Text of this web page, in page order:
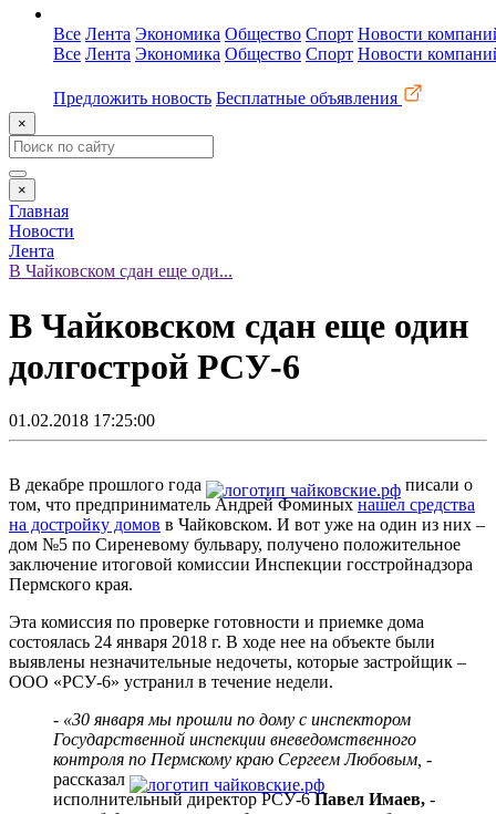
Все Лента Экономика Общество Спорт Новости
Все Лента Экономика Общество Спорт Новости
Предложить новость Бесплатные объявления
×
×
Главная
Новости
Лента
В Чайковском сдан еще оди...
В Чайковском сдан еще один
долгострой РСУ-6
01.02.2018 17:25:00
В декабре прошлого года
писали о
том, что предприниматель Андрей Фоминыхнашел средства
на достройку домов в Чайковском. И вот уже на один из них –
дом №5 по Сиреневому бульвару, получено положительное
заключение итоговой комиссии Инспекции госстройнадзора
Пермского края.
Эта комиссия по проверке готовности и приемке дома
состоялась 24 января 2018 г. В ходе нее на объекте были
выявлены незначительные недочеты, которые застройщик –
ООО «РСУ-6» устранил в течение недели.
- «30 января мы прошли по дому с инспектором
Государственной инспекции вневедомственного
контроля по Пермскому краю Сергеем Любовым, -
рассказал
исполнительный директор РСУ-6Павел Имаев, -